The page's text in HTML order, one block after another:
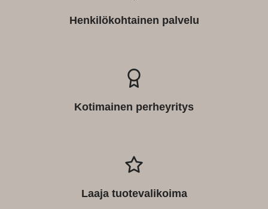
Henkilökohtainen palvelu
Kotimainen perheyritys
Laaja tuotevalikoima